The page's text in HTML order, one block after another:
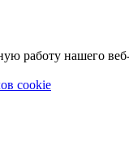
работу нашего
cookie